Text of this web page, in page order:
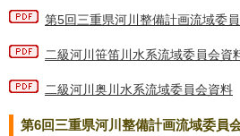
第5回三重県河川整備計画流域委
二級河川笹笛川水系流域委員会資
二級河川奥川水系流域委員会資料
第6回三重県河川整備計画流域委員